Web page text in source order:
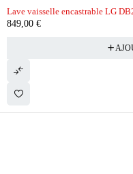
Lave vaisselle
849,00 €